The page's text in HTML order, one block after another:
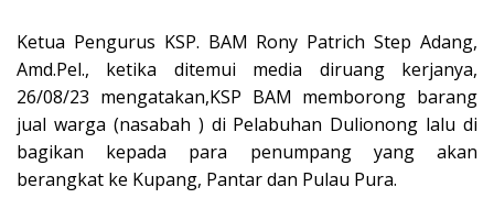
Ketua Pengurus KSP. BAM Rony Patrich Step Adang,
Amd.Pel., ketika ditemui media diruang kerjanya,
26/08/23 mengatakan,KSP BAM memborong barang
jual warga (nasabah ) di Pelabuhan Dulionong lalu di
bagikan kepada para penumpang yang akan
berangkat ke Kupang, Pantar dan Pulau Pura.